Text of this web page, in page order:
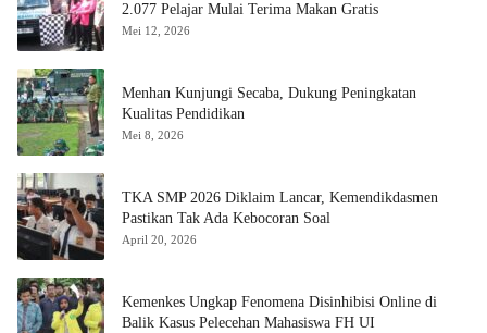
2.077 Pelajar Mulai Terima Makan Gratis
Mei 12, 2026
Menhan Kunjungi Secaba, Dukung Peningkatan
Kualitas Pendidikan
Mei 8, 2026
TKA SMP 2026 Diklaim Lancar, Kemendikdasmen
Pastikan Tak Ada Kebocoran Soal
April 20, 2026
Kemenkes Ungkap Fenomena Disinhibisi Online di
Balik Kasus Pelecehan Mahasiswa FH UI